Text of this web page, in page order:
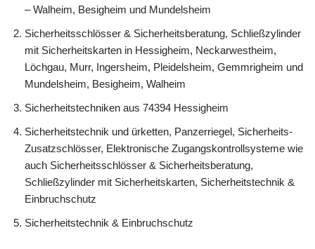
– Walheim, Besigheim und Mundelsheim
Sicherheitsschlösser & Sicherheitsberatung, Schließzylinder
mit Sicherheitskarten in Hessigheim, Neckarwestheim,
Löchgau, Murr, Ingersheim, Pleidelsheim, Gemmrigheim und
Mundelsheim, Besigheim, Walheim
Sicherheitstechniken aus 74394 Hessigheim
Sicherheitstechnik und ürketten, Panzerriegel, Sicherheits-
Zusatzschlösser, Elektronische Zugangskontrollsysteme wie
auch Sicherheitsschlösser & Sicherheitsberatung,
Schließzylinder mit Sicherheitskarten, Sicherheitstechnik &
Einbruchschutz
Sicherheitstechnik & Einbruchschutz